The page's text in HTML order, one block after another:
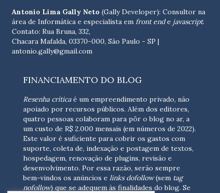
Antonio Lima Gally Neto (Gally Developer): Consultor na
área de Informática e especialista em front ende javascript.
Contato: Rua Bruna, 332,
Chacara Mafalda, 03370-000, São Paulo - SP |
antonio.gally@gmail.com
FINANCIAMENTO DO BLOG
Resenha críticaé um empreendimento privado, não
apoiado por recursos públicos. Além dos editores,
quatro pessoas colaboram para pôr o blog no ar, a
um custo de R$ 2.000 mensais (em números de 2022).
Este valor é suficiente para cobrir os gastos com
suporte, coleta de, indexação e postagem de textos,
hospedagem, renovação de plugins, revisão e
desenvolvimento. Por essa razão, serão sempre
bem-vindos os anúncios e links dofollow(sem tag
nofollow) que se adequem às finalidades do blog. Se